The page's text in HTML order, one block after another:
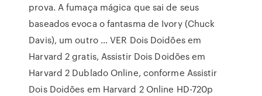
prova. A fumaça mágica que sai de seus
baseados evoca o fantasma de Ivory (Chuck
Davis), um outro … VER Dois Doidões em
Harvard 2 gratis, Assistir Dois Doidões em
Harvard 2 Dublado Online, conforme Assistir
Dois Doidões em Harvard 2 Online HD-720p